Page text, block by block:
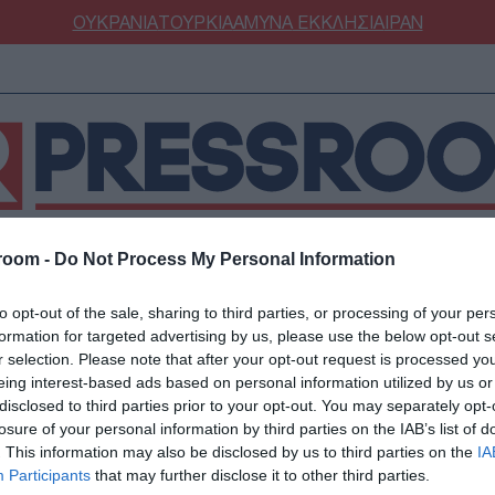
- Do Not Process My Personal Information
opt-out of the sale, sharing to third parties, or processing of your
for targeted advertising by us, please use the below opt-out
selection. Please note that after your opt-out request is processed
interest-based ads based on personal information utilized by us
to third parties prior to your opt-out. You may separately
of your personal information by third parties on the IAB’s list of
This information may also be disclosed by us to third parties on the
Participants that may further disclose it to other third parties.
ΟΥΚΡΑΝΙΑΤΟΥΡΚΙΑΑΜΥΝΑΕΚΚΛΗΣΙΑΙΡΑΝ
ΕΛΛΑΔΑ ΕΚΚΛΗΣΙΑ ΑΜΥΝΑ ΔΙΕΘΝΗ
ΟΙΚΟΝΟΜΙΑ
ΔΙΕΘΝΗ
SPORTS
ΥΓΕΙΑ
ΑΡΘΡΟΓΡΑΦΙΑ
ΤΕΜΠΗ
ΕΛΛΑΔΑ
01/03/2025 - 16:09
Μαζικά συλαλλητήρια για τα